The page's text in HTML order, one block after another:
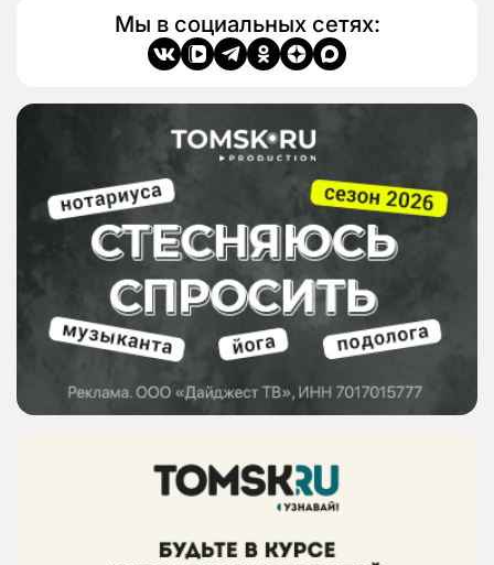
Мы в социальных сетях: